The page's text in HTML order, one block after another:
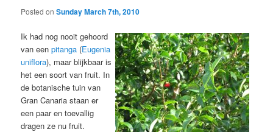
Posted onSunday March 7th, 2010
Ik had nog nooit gehoord
van eenpitanga (Eugenia
uniflora), maar blijkbaar is
het een soort van fruit. In
de botanische tuin van
Gran Canaria staan er
een paar en toevallig
dragen ze nu fruit.